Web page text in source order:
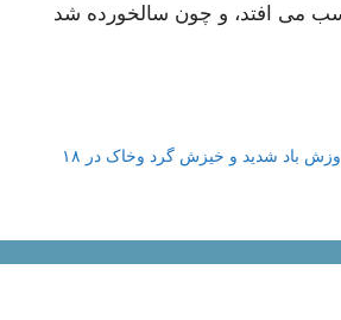
مى افتد، و چون سالخورده شد
سازمان هواشناسی نسبت به رگبار و رعد و برق و آبگرفتگی معابر در۱۴ استان و وزش باد شدید و خیزش گرد وخاک در ۱۸